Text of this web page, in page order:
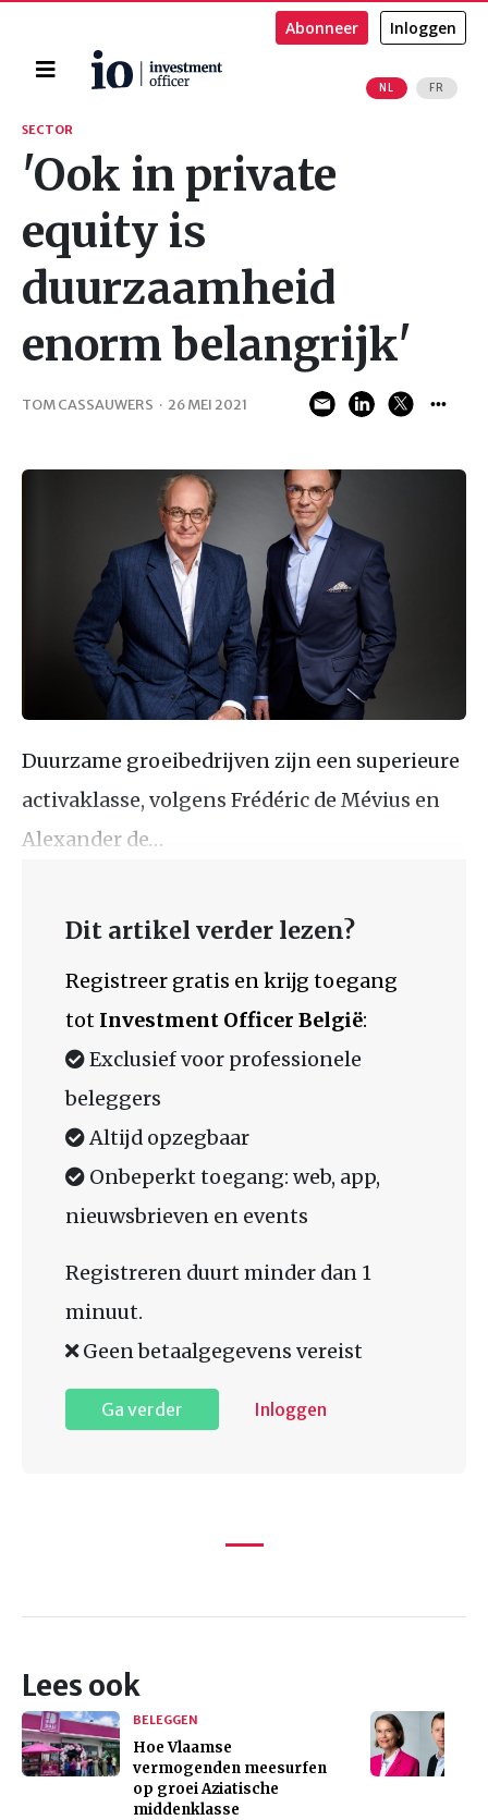
Home
NL FR
Abonneer Inloggen
Zoeken
SECTOR
'Ook in private
equity is
duurzaamheid
enorm belangrijk'
TOM CASSAUWERS · 26 MEI 2021
Duurzame groeibedrijven zijn een superieure
activaklasse, volgens Frédéric de Mévius en
Alexander de…
Dit artikel verder lezen?
Registreer gratis en krijg toegang
tot Investment Officer België:
Exclusief voor professionele
beleggers
Altijd opzegbaar
Onbeperkt toegang: web, app,
nieuwsbrieven en events
Registreren duurt minder dan 1
minuut.
Geen betaalgegevens vereist
Ga verder Inloggen
Lees ook
BELEGGEN
Hoe Vlaamse
vermogenden meesurfen
op groei Aziatische
middenklasse